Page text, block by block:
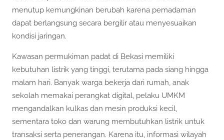
menutup kemungkinan berubah karena pemadaman
dapat berlangsung secara bergilir atau menyesuaikan
kondisi jaringan.
Kawasan permukiman padat di Bekasi memiliki
kebutuhan listrik yang tinggi, terutama pada siang hingga
malam hari. Banyak warga bekerja dari rumah, anak
sekolah memakai perangkat digital, pelaku UMKM
mengandalkan kulkas dan mesin produksi kecil,
sementara toko dan warung membutuhkan listrik untuk
transaksi serta penerangan. Karena itu, informasi wilayah